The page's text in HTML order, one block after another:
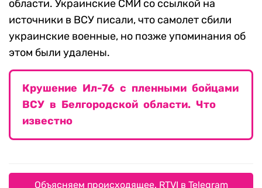
области. Украинские СМИ со ссылкой на
источники в ВСУ писали, что самолет сбили
украинские военные, но позже упоминания об
этом были удалены.
Крушение Ил-76 с пленными бойцами
ВСУ в Белгородской области. Что
известно
Объясняем происходящее. RTVI в Telegram